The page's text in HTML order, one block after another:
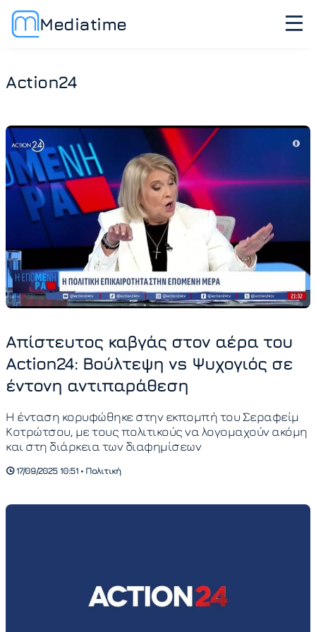
Mediatime
Action24
Απίστευτος καβγάς στον αέρα του
Action24: Βούλτεψη vs Ψυχογιός σε
έντονη αντιπαράθεση
Η ένταση κορυφώθηκε στην εκπομπή του Σεραφείμ
Κοτρώτσου, με τους πολιτικούς να λογομαχούν ακόμη
και στη διάρκεια των διαφημίσεων
17/09/2025 10:51 • Πολιτική